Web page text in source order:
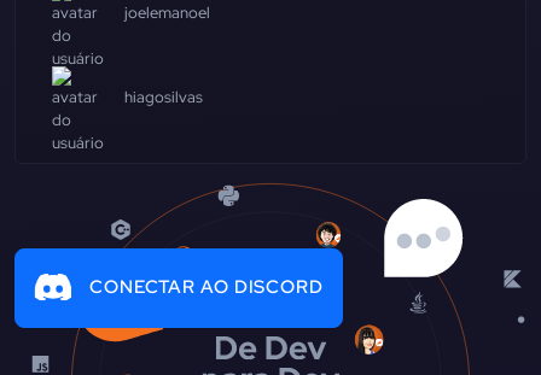
joelemanoel
hiagosilvas
CONECTAR AO DISCORD